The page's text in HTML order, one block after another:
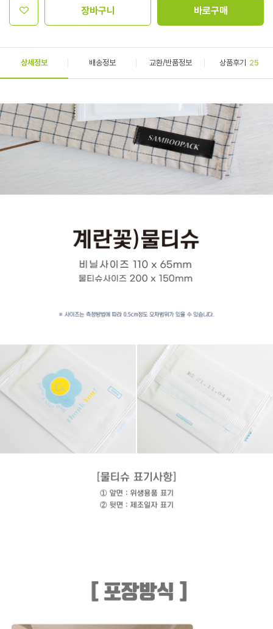
장바구니 바로구매
상세정보 배송정보 교환/반품정보 상품후기 25